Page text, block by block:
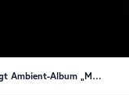
Joris Voorn kündigt Ambient-Album „Melatonin“ an